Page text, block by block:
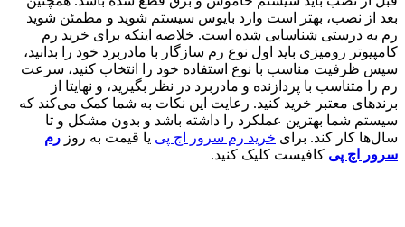
بعد از نصب، بهتر است وارد بایوس سیستم شوید و مطمئن شوید
رم به درستی شناسایی شده است. خلاصه اینکه برای خرید رم
کامپیوتر رومیزی باید اول نوع رم سازگار با مادربرد خود را بدانید،
سپس ظرفیت مناسب با نوع استفاده خود را انتخاب کنید، سرعت
رم را متناسب با پردازنده و مادربرد در نظر بگیرید، و نهایتا از
برندهای معتبر خرید کنید. رعایت این نکات به شما کمک می‌کند که
سیستم شما بهترین عملکرد را داشته باشد و بدون مشکل و تا
سال‌ها کار کند. برای خرید رم سرور اچ پی یا قیمت به روز رم
سرور اچ پی کافیست کلیک کنید.